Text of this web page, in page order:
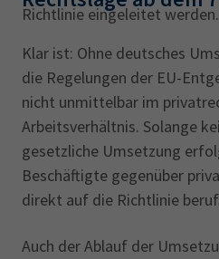
Richtlinie eingeleitet werden.
Klar ist: Ohne deutsches
die Regelungen der EU-
nicht unmittelbar im
Arbeitsverhältnis. Solange
gesetzliche Umsetzung
Beschäftigte gegenüber
direkt auf die Richtlinie
Auch der Ablauf der